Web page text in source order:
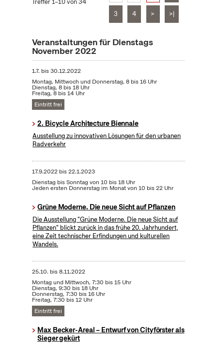
3 4 > >|
Veranstaltungen für Dienstags
November 2022
1.7. bis30.12.2022
Montag, Mittwoch und Donnerstag, 8 bis 16 Uhr
Dienstag, 8 bis 18 Uhr
Freitag, 8 bis 14 Uhr
Eintritt frei
2. Bicycle Architecture Biennale
Ausstellung zu innovativen Lösungen für den urbanen
Radverkehr
17.9.2022bis22.1.2023
Dienstag bis Sonntag von 10 bis 18 Uhr
Jeden ersten Donnerstag im Monat von 10 bis 22 Uhr
Grüne Moderne. Die neue Sicht auf Pflanzen
Die Ausstellung "Grüne Moderne. Die neue Sicht auf
Pflanzen" blickt zurück in das frühe 20. Jahrhundert,
eine Zeit technischer Erfindungen und kulturellen
Wandels.
25.10. bis8.11.2022
Montag und Mittwoch, 7:30 bis 15 Uhr
Dienstag, 9:30 bis 18 Uhr
Donnerstag, 7:30 bis 16 Uhr
Freitag, 7:30 bis 12 Uhr
Eintritt frei
Max Becker-Areal – Entwurf von Cityförster als
Sieger gekürt